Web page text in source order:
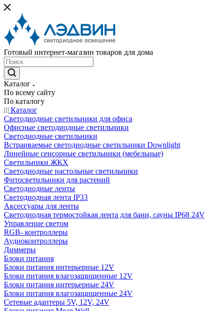
Готовый интернет-магазин товаров для дома
Каталог
По всему сайту
По каталогу
Каталог
Светодиодные светильники для офиса
Офисные светодиодные светильники
Светодиодные светильники
Встраиваемые светодиодные светильники Downlight
Линейные сенсорные светильники (мебельные)
Светильники ЖКХ
Светодиодные настольные светильники
Фитосветильники для растений
Светодиодные ленты
Светодиодная лента IP33
Аксессуары для ленты
Светодиодная термостойкая лента для бани, сауны IP68 24V
Управление светом
RGB- контроллеры
Аудиоконтроллеры
Диммеры
Блоки питания
Блоки питания интерьерные 12V
Блоки питания влагозащищенные 12V
Блоки питания интерьерные 24V
Блоки питания влагозащищенные 24V
Сетевые адаптеры 5V, 12V, 24V